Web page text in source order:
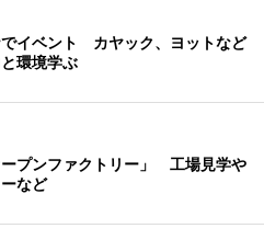
イベント カヤック、ヨットなど
環境学ぶ
プンファクトリー」 工場見学や
など